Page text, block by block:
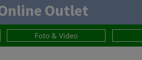
Outlet
Foto & Video